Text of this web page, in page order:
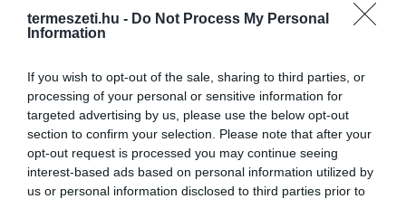
termeszeti.hu - Do Not Process My Personal
Information
If you wish to opt-out of the sale, sharing to third parties, or
processing of your personal or sensitive information for
targeted advertising by us, please use the below opt-out
section to confirm your selection. Please note that after your
opt-out request is processed you may continue seeing
interest-based ads based on personal information utilized by
us or personal information disclosed to third parties prior to